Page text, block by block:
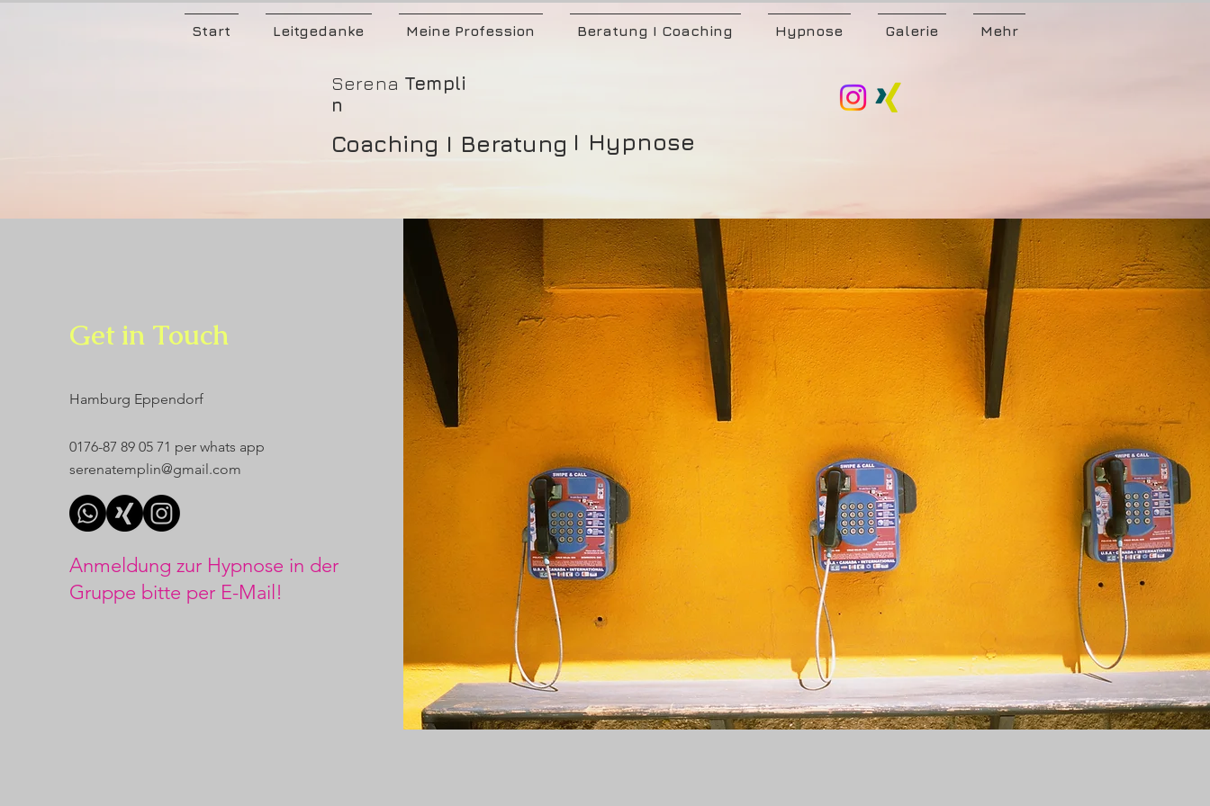
Start Leitgedanke Meine Profession Beratung I Coaching Hypnose Galerie Mehr
Serena Templi
n
Coaching I Beratung I Hypnose
Get in Touch
Hamburg Eppendorf
0176-87 89 05 71 per whats app
serenatemplin@gmail.com
Anmeldung zur Hypnose in der
Gruppe bitte per E-Mail!